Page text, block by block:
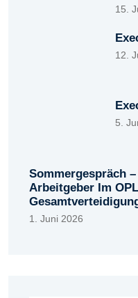
15.
12.
5.
Sommergespräch
Arbeitgeber Im
1. Juni 2026